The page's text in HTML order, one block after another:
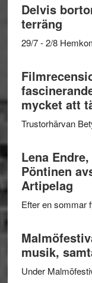
Delvis
terräng
29/7 - 2/8
mycket att
Trustorhärvan
Lena
Pöntinen
Artipelag
Efter en sommar
musik,
Under